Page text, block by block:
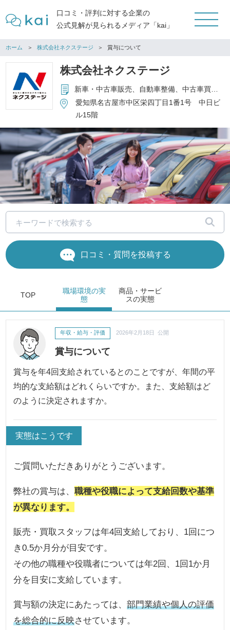
口コミ・評判に対する企業の
公式見解が見られるメディア「kai」
ホーム 株式会社ネクステージ 賞与について
株式会社ネクステージ
新車・中古車販売、自動車整備、中古車買取、保険代理店事業
愛知県名古屋市中区栄四丁目1番1号 中日ビ
ル15階
口コミ・質問を投稿する
TOP
商品・サービ
スの実態
職場環境の実
態
賞与について
年収・給与・評価 2026年2月18日 公開
賞与を年4回支給されているとのことですが、年間の平
均的な支給額はどれくらいですか。また、支給額はど
のように決定されますか。
実態はこうです
ご質問いただきありがとうございます。
弊社の賞与は、職種や役職によって支給回数や基準
が異なります。
販売・買取スタッフは年4回支給しており、1回につ
き0.5か月分が目安です。
その他の職種や役職者については年2回、1回1か月
分を目安に支給しています。
賞与額の決定にあたっては、部門業績や個人の評価
を総合的に反映させています。